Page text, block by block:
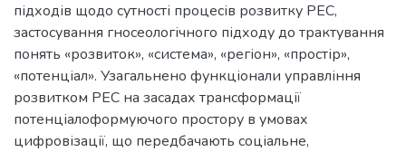
підходів щодо сутності процесів розвитку РЕС,
застосування гносеологічного підходу до трактування
понять «розвиток», «система», «регіон», «простір»,
«потенціал». Узагальнено функціонали управління
розвитком РЕС на засадах трансформації
потенціалоформуючого простору в умовах
цифровізації, що передбачають соціальне,